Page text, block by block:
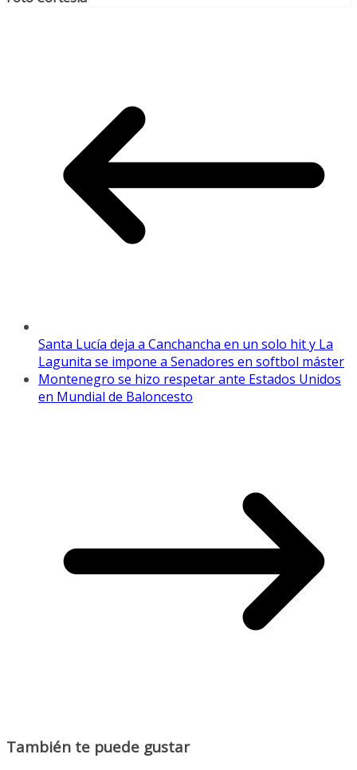
Santa Lucía deja a Canchancha en un solo hit y La
Lagunita se impone a Senadores en softbol máster
Montenegro se hizo respetar ante Estados Unidos
en Mundial de Baloncesto
También te puede gustar